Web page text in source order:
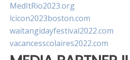
MedItRio2023.org
lcicon2023boston.com
waitangidayfestival2022.com
vacancesscolaires2022.com